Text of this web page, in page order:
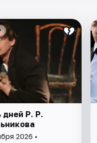
дней Р. Р.
2026 •